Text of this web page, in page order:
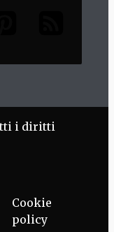
i diritti
Cookie
policy